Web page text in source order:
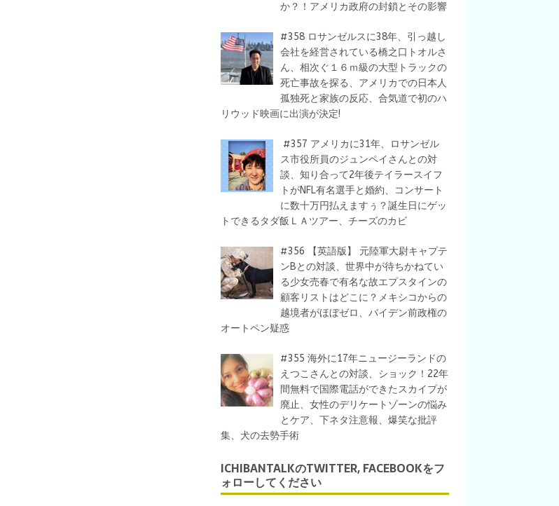
か？！アメリカ政府の封鎖とその影響
#358 ロサンゼルスに38年、引っ越し
会社を経営されている橋之口トオルさ
ん、相次ぐ１６ｍ級の大型トラックの
死亡事故を探る、アメリカでの日本人
孤独死と家族の反応、合気道で初のハ
リウッド映画に出演が決定!
#357 アメリカに31年、ロサンゼル
ス市役所員のジュンペイさんとの対
談、知り合って2年後テイラースイフ
トがNFL有名選手と婚約、コンサート
に数十万円払えますぅ？誕生日にゲッ
トできるタダ飯ＬＡツアー、チーズのカビ
#356 【英語版】 元陸軍大尉キャプテ
ンBとの対談、世界中が待ちかねてい
る少女売春で有名な故エプスタインの
顧客リストはどこに？メキシコからの
越境者がほぼゼロ、バイデン前政権の
オートペン疑惑
#355 海外に17年ニュージーランドの
えつこさんとの対談、ショック！22年
間無料で国際電話ができたスカイプが
廃止、女性のデリケートゾーンの悩み
とケア、下ネタ注意報、爆笑な批評
集、犬の去勢手術
ICHIBANTALKのTWITTER, FACEBOOKをフ
ォローしてください